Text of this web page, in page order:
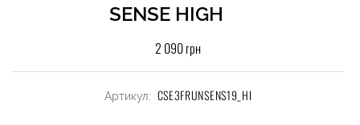
SENSE HIGH
2 090 грн
Артикул: CSE3FRUNSENS19_HI